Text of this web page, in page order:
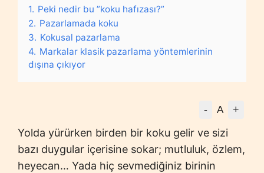
1. Peki nedir bu ”koku hafızası?”
2. Pazarlamada koku
3. Kokusal pazarlama
4. Markalar klasik pazarlama yöntemlerinin
dışına çıkıyor
- A +
Yolda yürürken birden bir koku gelir ve sizi
bazı duygular içerisine sokar; mutluluk, özlem,
heyecan… Yada hiç sevmediğiniz birinin